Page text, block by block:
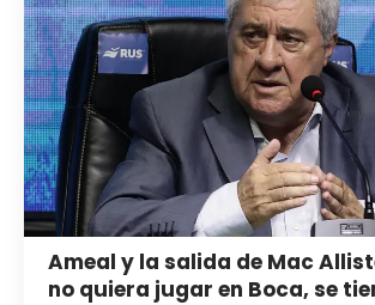
Ameal y la salida de Mac
no quiera jugar en Boca, se